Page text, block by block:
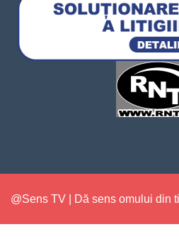
@Sens TV | Dă sens omului din